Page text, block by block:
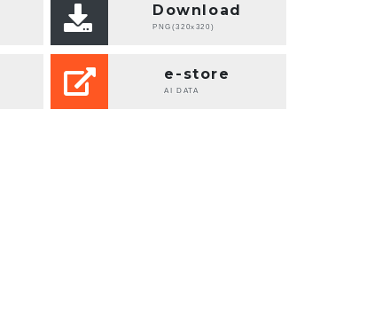
Download
PNG(320x320)
e-store
AI DATA